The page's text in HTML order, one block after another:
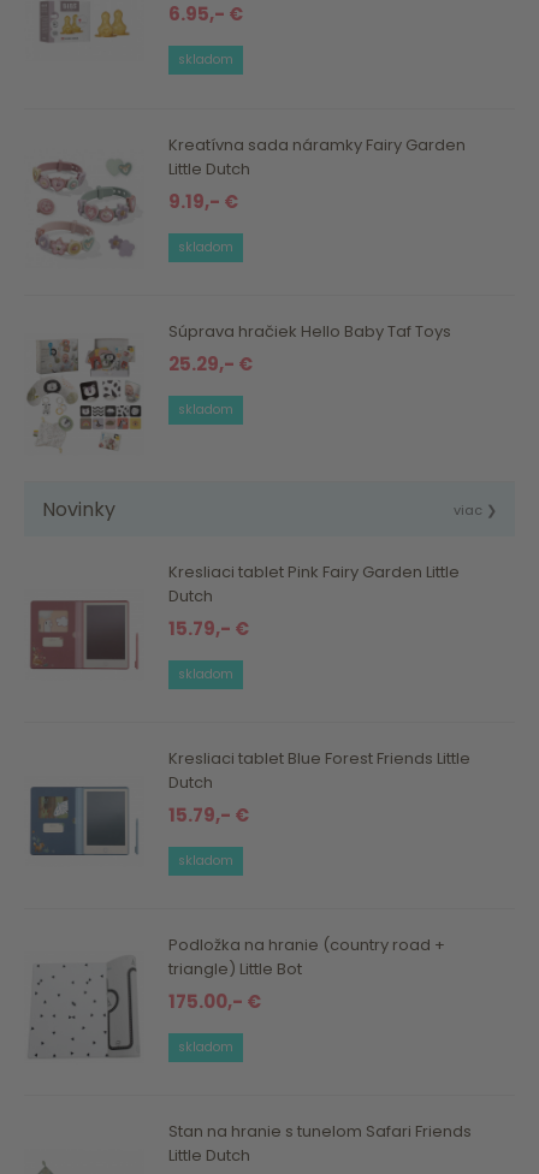
6.95,- €
skladom
Kreatívna sada náramky Fairy Garden
Little Dutch
9.19,- €
skladom
Súprava hračiek Hello Baby Taf Toys
25.29,- €
skladom
Novinky viac ❯
Kresliaci tablet Pink Fairy Garden Little
Dutch
15.79,- €
skladom
Kresliaci tablet Blue Forest Friends Little
Dutch
15.79,- €
skladom
Podložka na hranie (country road +
triangle) Little Bot
175.00,- €
skladom
Stan na hranie s tunelom Safari Friends
Little Dutch